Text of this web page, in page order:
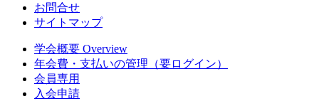
お問合せ
サイトマップ
学会概要 Overview
年会費・支払いの管理（要ログイン）
会員専用
入会申請